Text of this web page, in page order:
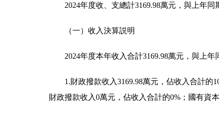
2024年度收、支總計3169.98萬元，與上年同
（一）收入決算説明
2024年度本年收入合計3169.98萬元，與上年
1.財政撥款收入3169.98萬元，佔收入合計的
財政撥款收入0萬元，佔收入合計的0%；國有資